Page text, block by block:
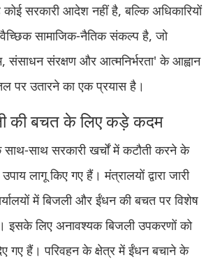
सरकारी आदेश नहीं है, बल्कि अधिकारियों
स्वैच्छिक सामाजिक-नैतिक संकल्प है, जो
संसाधन संरक्षण और आत्मनिर्भरता' के आह्वान
पर उतारने का एक प्रयास है।
की बचत के लिए कड़े कदम
साथ-साथ सरकारी खर्चों में कटौती करने के
लागू किए गए हैं। मंत्रालयों द्वारा जारी
में बिजली और ईंधन की बचत पर विशेष
इसके लिए अनावश्यक बिजली उपकरणों को
गए हैं। परिवहन के क्षेत्र में ईंधन बचाने के